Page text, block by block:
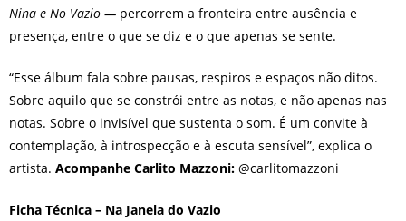
Nina e No Vazio — percorrem a fronteira entre ausência e
presença, entre o que se diz e o que apenas se sente.
“Esse álbum fala sobre pausas, respiros e espaços não ditos.
Sobre aquilo que se constrói entre as notas, e não apenas nas
notas. Sobre o invisível que sustenta o som. É um convite à
contemplação, à introspecção e à escuta sensível”, explica o
artista. Acompanhe Carlito Mazzoni: @carlitomazzoni
Ficha Técnica – Na Janela do Vazio